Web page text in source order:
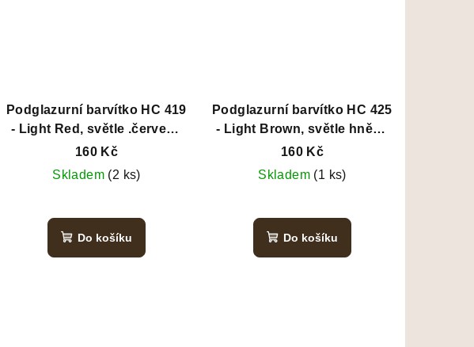
Podglazurní barvítko HC 419
- Light Red, světle .červená
29,5 ml
160 Kč
Skladem (2 ks)
Do košíku
Podglazurní barvítko HC 425
- Light Brown, světle hnědá
29,5 ml
160 Kč
Skladem (1 ks)
Do košíku